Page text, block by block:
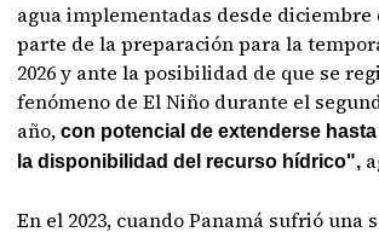
agua implementadas desde diciembre
parte de la preparación para la
2026 y ante la posibilidad de que se
fenómeno de El Niño durante el
año,con potencial de extenderse
la disponibilidad del recurso hídrico",
En el 2023, cuando Panamá sufrió una